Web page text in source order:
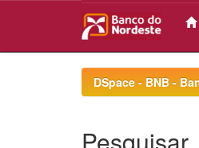
DSpace - BNB -